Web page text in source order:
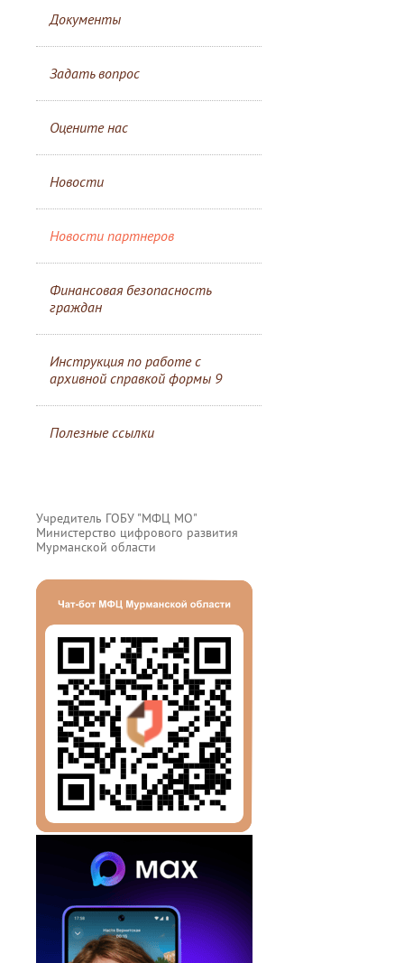
Документы
Задать вопрос
Оцените нас
Новости
Новости партнеров
Финансовая безопасность
граждан
Инструкция по работе с
архивной справкой формы 9
Полезные ссылки
Учредитель ГОБУ "МФЦ МО"
Министерство цифрового развития
Мурманской области